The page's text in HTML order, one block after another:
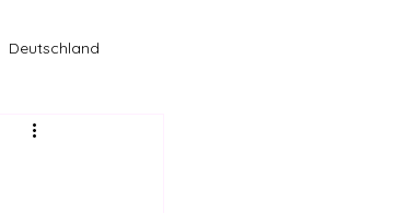
Deutschland